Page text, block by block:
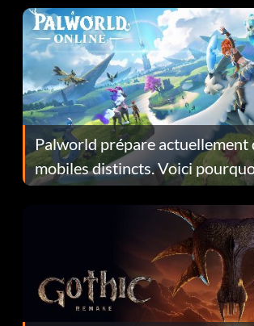
Palworld prépare actuellement
mobiles distincts. Voici